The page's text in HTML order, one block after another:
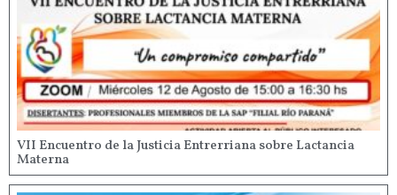
VII Encuentro de la Justicia Entrerriana sobre Lactancia
Materna